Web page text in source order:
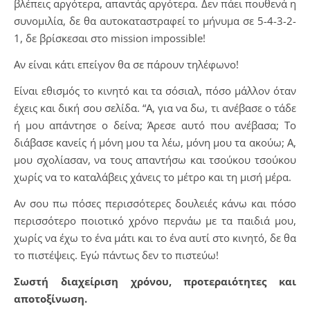
βλέπεις αργότερα, απαντάς αργότερα. Δεν πάει πουθενά η
συνομιλία, δε θα αυτοκαταστραφεί το μήνυμα σε 5-4-3-2-
1, δε βρίσκεσαι στο mission impossible!
Aν είναι κάτι επείγον θα σε πάρουν τηλέφωνο!
Είναι εθισμός το κινητό και τα σόσιαλ, πόσο μάλλον όταν
έχεις και δική σου σελίδα. “Α, για να δω, τι ανέβασε ο τάδε
ή μου απάντησε ο δείνα; Άρεσε αυτό που ανέβασα; Το
διάβασε κανείς ή μόνη μου τα λέω, μόνη μου τα ακούω; Α,
μου σχολίασαν, να τους απαντήσω και τσούκου τσούκου
χωρίς να το καταλάβεις χάνεις το μέτρο και τη μισή μέρα.
Αν σου πω πόσες περισσότερες δουλειές κάνω και πόσο
περισσότερο ποιοτικό χρόνο περνάω με τα παιδιά μου,
χωρίς να έχω το ένα μάτι και το ένα αυτί στο κινητό, δε θα
το πιστέψεις. Εγώ πάντως δεν το πιστεύω!
Σωστή διαχείριση χρόνου, προτεραιότητες και
αποτοξίνωση.